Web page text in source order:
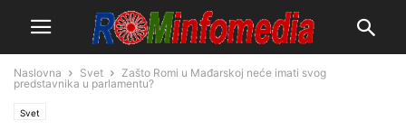
Naslovna Svet
Zašto Romi u Mađarskoj neće imati svog
predstavnika u parlamentu?
Svet